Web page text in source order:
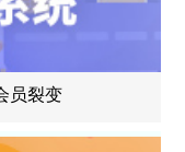
员裂变